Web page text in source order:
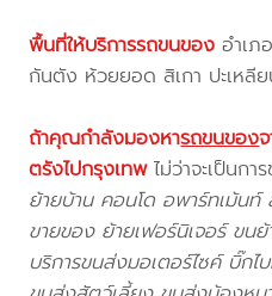
พื้นที่ให้บริการรถขนของ อำเภ
กันตัง ห้วยยอด สิเกา ปะเหลี
ถ้าคุณกำลังมองหารถขนของ
ตรังไปกรุงเทพไม่ว่าจะเป็นกา
ย้ายบ้าน คอนโด อพาร์ทเม้น
ขายของ ย้ายเฟอร์นิเจอร์ ขน
บริการขนส่งมอเตอร์ไซค์ บิ๊ก